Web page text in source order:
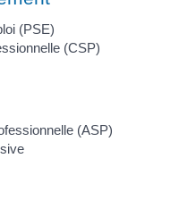
(PSE)
(CSP)
(ASP)